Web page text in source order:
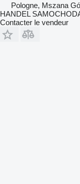
Pologne, Mszana
HANDEL
Contacter le vendeur